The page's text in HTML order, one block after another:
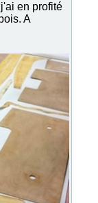
en profité
A